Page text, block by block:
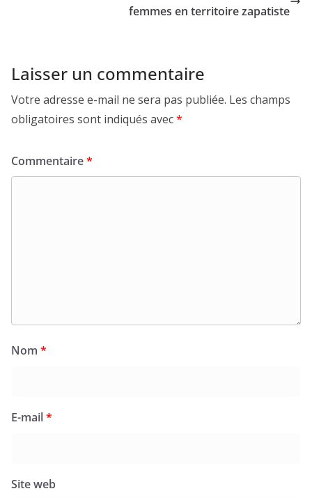
femmes en territoire zapatiste
Laisser un commentaire
Votre adresse e-mail ne sera pas publiée. Les champs
obligatoires sont indiqués avec*
Commentaire*
Nom *
E-mail*
Site web